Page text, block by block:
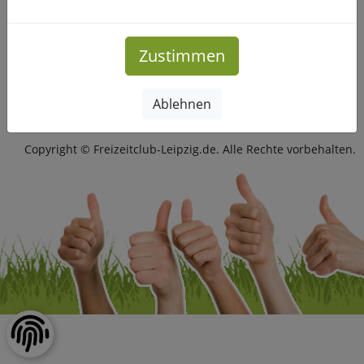
Mehr Infos
Copyright © Freizeitclub-Leipzig.de. Alle Rechte vorbehalten.
Zustimmen
Ablehnen